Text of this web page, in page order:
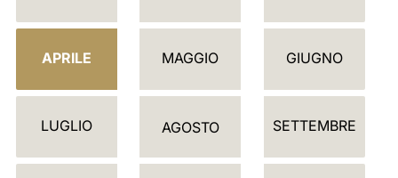
L
D
R
APRILE MAGGIO GIUGNO
LUGLIO AGOSTO SETTEMBRE